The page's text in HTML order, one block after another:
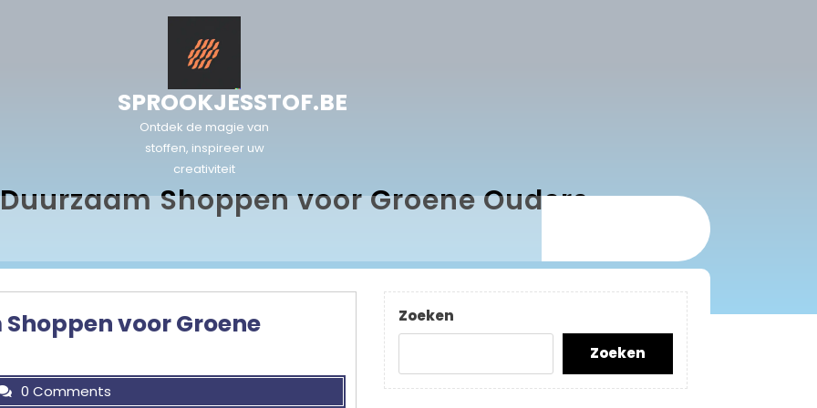
SPROOKJESSTOF.BE
Ontdek de magie van
stoffen, inspireer uw
creativiteit
Shoppen voor Groene Ouders
voor Groene
0 Comments
Zoeken
Zoeken